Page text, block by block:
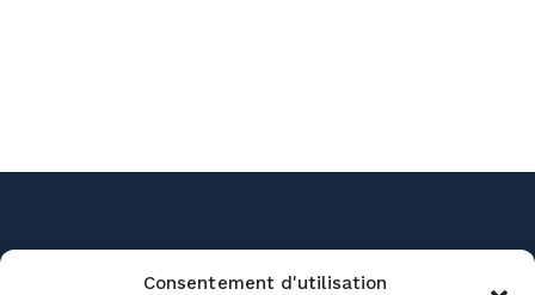
Consentement d'utilisation